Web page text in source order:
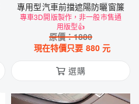
專用型汽車前擋遮陽防曬窗簾
專車3D開版製作，非一般市售通
用版型👍
原價：1880
現在特價只要 880 元
選購